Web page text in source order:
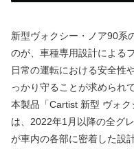
新型ヴォクシー・ノア90系
のが、車種専用設計による
日常の運転における安全性
っかり守ることが求められ
本製品「Cartist 新型 ヴォク
は、2022年1月以降の全グ
が車内の各部に密着した設